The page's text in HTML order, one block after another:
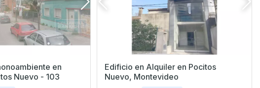
en
Nuevo - 103
Edificio en Alquiler en Pocitos
Nuevo, Montevideo